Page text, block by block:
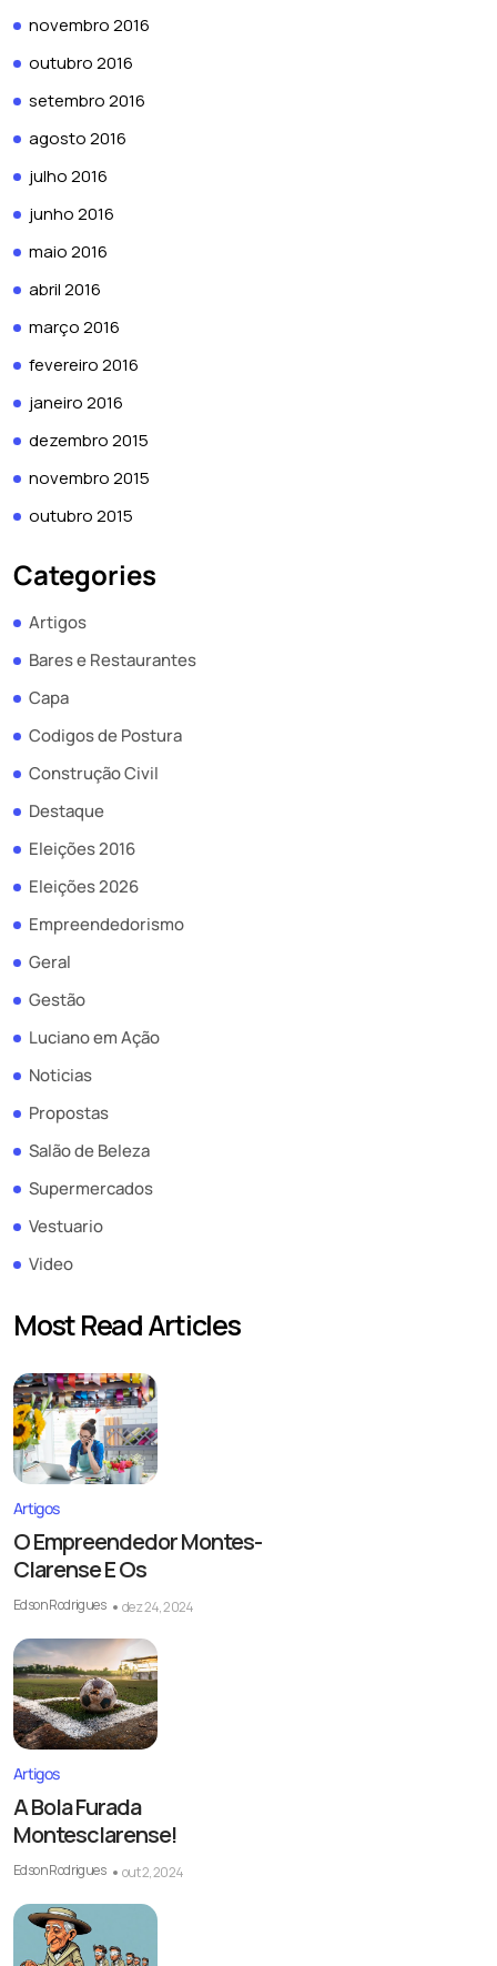
novembro 2016
outubro 2016
setembro 2016
agosto 2016
julho 2016
junho 2016
maio 2016
abril 2016
março 2016
fevereiro 2016
janeiro 2016
dezembro 2015
novembro 2015
outubro 2015
Categories
Artigos
Bares e Restaurantes
Capa
Codigos de Postura
Construção Civil
Destaque
Eleições 2016
Eleições 2026
Empreendedorismo
Geral
Gestão
Luciano em Ação
Noticias
Propostas
Salão de Beleza
Supermercados
Vestuario
Video
Most Read Articles
Artigos
O Empreendedor Montes-
Clarense E Os
Edson Rodrigues dez 24, 2024
Artigos
A Bola Furada
Montesclarense!
Edson Rodrigues out 2, 2024